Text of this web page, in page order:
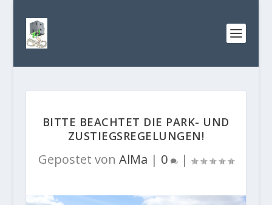
BITTE BEACHTET DIE PARK- UND
ZUSTIEGSREGELUNGEN!
Gepostet von AlMa | 0 |